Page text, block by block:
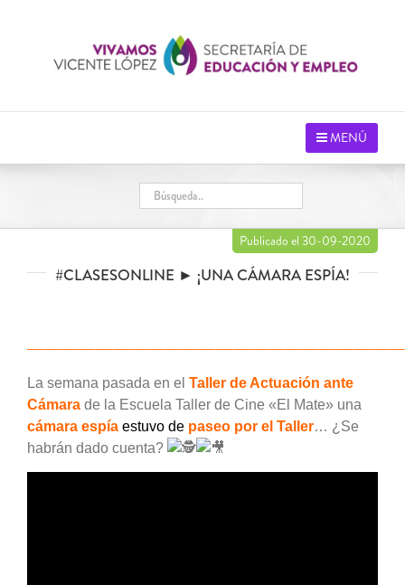
MENÚ
Publicado el 30-09-2020
#CLASESONLINE ► ¡UNA CÁMARA ESPÍA!
La semana pasada en el Taller de Actuación ante
Cámara de la Escuela Taller de Cine «El Mate» una
cámara espía estuvo de paseo por el Taller… ¿Se
habrán dado cuenta?